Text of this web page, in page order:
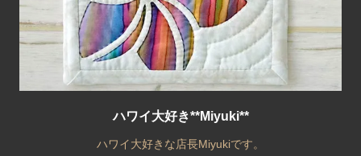
ハワイ大好き**Miyuki**
ハワイ大好きな店長Miyukiです。